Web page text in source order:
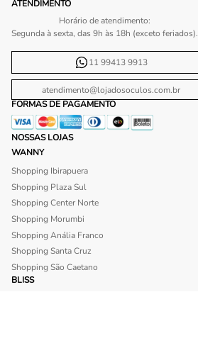
ATENDIMENTO
Horário de atendimento:
Segunda à sexta, das 9h às 18h (exceto feriados).
11 99413 9913
atendimento@lojadosoculos.com.br
FORMAS DE PAGAMENTO
NOSSAS LOJAS
WANNY
Shopping Ibirapuera
Shopping Plaza Sul
Shopping Center Norte
Shopping Morumbi
Shopping Anália Franco
Shopping Santa Cruz
Shopping São Caetano
BLISS